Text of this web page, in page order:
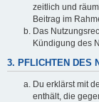
zeitlich und
Beitrag im
Das
Kündigung des
3. PFLICHTEN DES
Du erklärst mit
enthält, die